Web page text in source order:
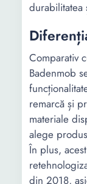
durabilitatea
Comparativ
Badenmob
remarcă și
materiale
alege
În plus,
din 2018,